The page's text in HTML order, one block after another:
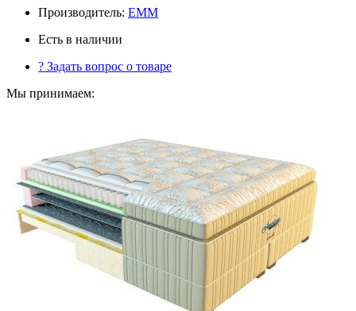
Производитель: ЕММ
Есть в наличии
? Задать вопрос о товаре
Мы принимаем: